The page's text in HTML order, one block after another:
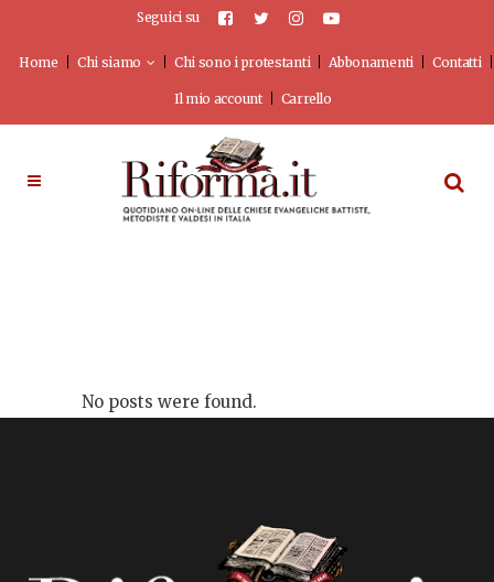
Seguici su
Home Chi siamo Chi sono i protestanti Abbonamenti Contatti
Il mio account Carrello
No posts were found.